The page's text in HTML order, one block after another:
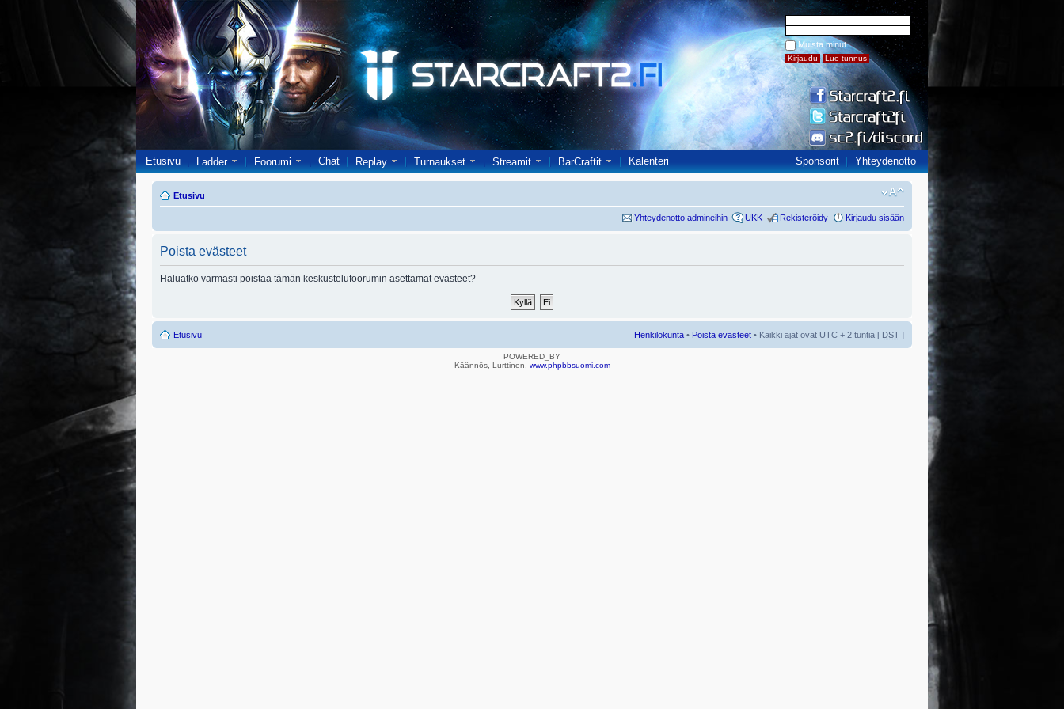
Muista minut
Etusivu Ladder Foorumi Chat Replay Turnaukset Streamit BarCraftit Kalenteri Sponsorit Yhteydenotto
Etusivu
Yhteydenotto admineihin UKK Rekisteröidy Kirjaudu sisään
Poista evästeet
Haluatko varmasti poistaa tämän keskustelufoorumin asettamat evästeet?
Etusivu Henkilökunta • Poista evästeet • Kaikki ajat ovat UTC + 2 tuntia [ DST ]
POWERED_BY
Käännös, Lurttinen, www.phpbbsuomi.com